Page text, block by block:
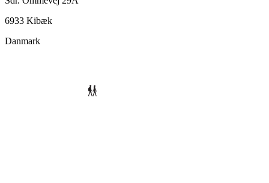
6933 Kibæk
Danmark